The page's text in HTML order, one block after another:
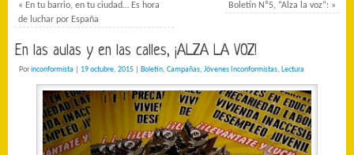
« En tu barrio, en tu ciudad… Es hora
de luchar por España
Boletín Nº5, “Alza la voz”: »
En las aulas y en las calles, ¡ALZA LA VOZ!
Porinconformista 19 octubre, 2015 Boletín, Campañas, Jóvenes Inconformistas, Lectura